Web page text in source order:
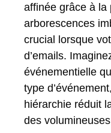
affinée grâce à la
arborescences
crucial lorsque
d’emails.
événementielle
type
hiérarchie réduit
des